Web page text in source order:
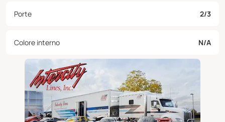
Porte 2/3
Colore interno N/A